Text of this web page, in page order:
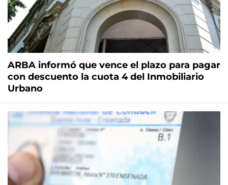
ARBA informó que vence el plazo para pagar
con descuento la cuota 4 del Inmobiliario
Urbano